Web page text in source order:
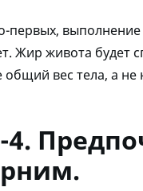
первых,
Жир живота будет
общий вес тела, а